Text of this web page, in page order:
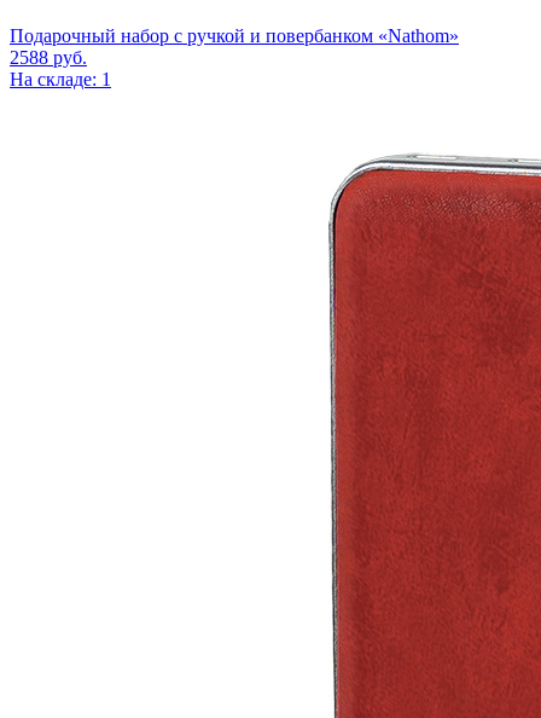
Подарочный набор с ручкой и повербанком «Nathom»
2588 руб.
На складе: 1